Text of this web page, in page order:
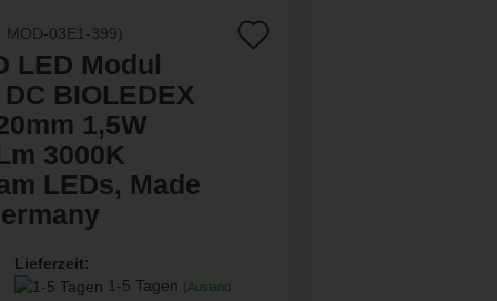
MOD-03E1-399)
LED Modul
DC BIOLEDEX
1,5W
3000K
LEDs, Made
Lieferzeit:
1-5 Tagen (Ausland